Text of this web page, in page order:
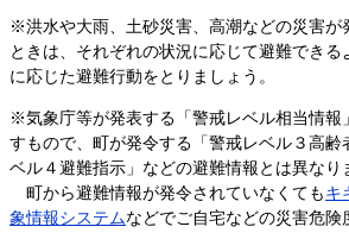
※洪水や大雨、土砂災害、高潮などの災害が
ときは、それぞれの状況に応じて避難できる
に応じた避難行動をとりましょう。
※気象庁等が発表する「警戒レベル相当情報
すもので、町が発令する「警戒レベル３高齢
ベル４避難指示」などの避難情報とは異なり
​ 町から避難情報が発令されていなくても キ
象情報システムなどでご自宅などの災害危険